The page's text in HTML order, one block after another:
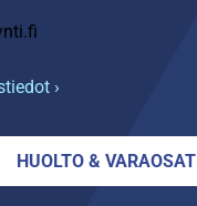
›
HUOLTO & VARAOSAT